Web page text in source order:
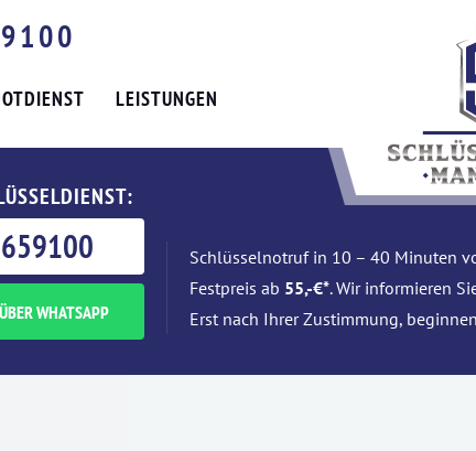
LEISTUNGEN
WHATSAPP
Schlüsselnotruf in 10 – 40 Minuten
Festpreis ab 55,-€*. Wir informieren
Erst nach Ihrer Zustimmung,